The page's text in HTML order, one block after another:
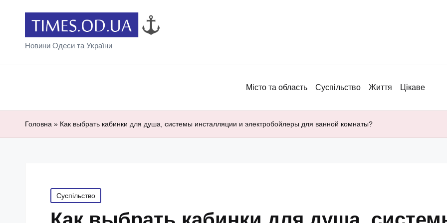
Новини Одеси та України
Місто та область Суспільство Життя Цікаве
Головна » Как выбрать кабинки для душа, системы инсталляции и электробойлеры для ванной комнаты?
Posted
in
Суспільство